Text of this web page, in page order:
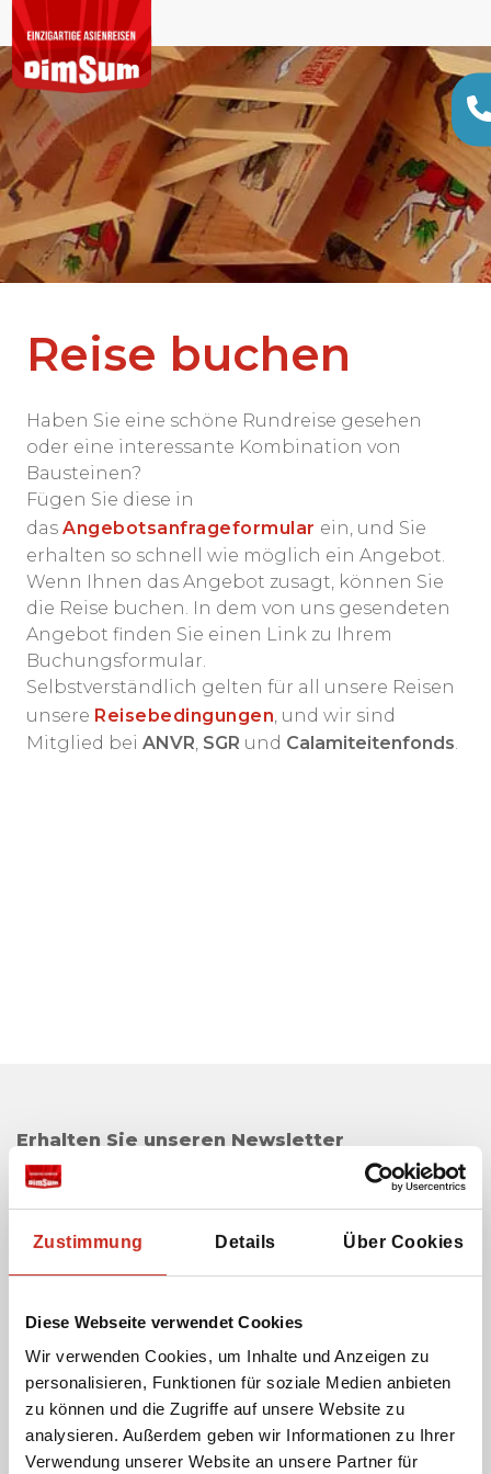
Zustimmung Details Über Cookies
Diese Webseite verwendet Cookies
Wir verwenden Cookies, um Inhalte und Anzeigen zu
personalisieren, Funktionen für soziale Medien anbieten
zu können und die Zugriffe auf unsere Website zu
analysieren. Außerdem geben wir Informationen zu Ihrer
Verwendung unserer Website an unsere Partner für
Reise buchen
Haben Sie eine schöne Rundreise gesehen
oder eine interessante Kombination von
Bausteinen?
Fügen Sie diese in
das Angebotsanfrageformular ein, und Sie
erhalten so schnell wie möglich ein Angebot.
Wenn Ihnen das Angebot zusagt, können Sie
die Reise buchen. In dem von uns gesendeten
Angebot finden Sie einen Link zu Ihrem
Buchungsformular.
Selbstverständlich gelten für all unsere Reisen
unsere Reisebedingungen, und wir sind
Mitglied bei ANVR, SGR und Calamiteitenfonds.
Erhalten Sie unseren Newsletter
Ihre E-Mail-Adresse:
Ich stimme der Verwendung meiner E-Mail-
Reisen erhalten kann.
Cookies und Datenschutz